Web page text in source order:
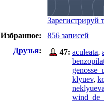
Зарегистрируй
Избранное:
856 записей
Друзья: 47: aculeata,
klyuev,